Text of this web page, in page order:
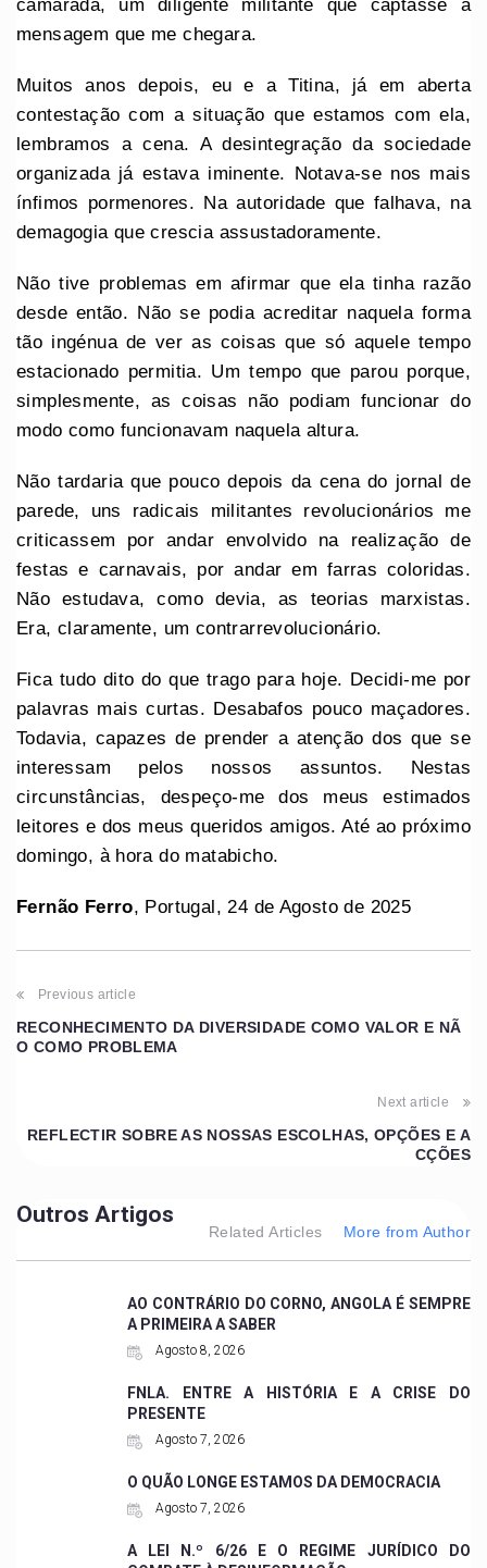
camarada, um diligente militante que captasse a
mensagem que me chegara.
Muitos anos depois, eu e a Titina, já em aberta
contestação com a situação que estamos com ela,
lembramos a cena. A desintegração da sociedade
organizada já estava iminente. Notava-se nos mais
ínfimos pormenores. Na autoridade que falhava, na
demagogia que crescia assustadoramente.
Não tive problemas em afirmar que ela tinha razão
desde então. Não se podia acreditar naquela forma
tão ingénua de ver as coisas que só aquele tempo
estacionado permitia. Um tempo que parou porque,
simplesmente, as coisas não podiam funcionar do
modo como funcionavam naquela altura.
Não tardaria que pouco depois da cena do jornal de
parede, uns radicais militantes revolucionários me
criticassem por andar envolvido na realização de
festas e carnavais, por andar em farras coloridas.
Não estudava, como devia, as teorias marxistas.
Era, claramente, um contrarrevolucionário.
Fica tudo dito do que trago para hoje. Decidi-me por
palavras mais curtas. Desabafos pouco maçadores.
Todavia, capazes de prender a atenção dos que se
interessam pelos nossos assuntos. Nestas
circunstâncias, despeço-me dos meus estimados
leitores e dos meus queridos amigos. Até ao próximo
domingo, à hora do matabicho.
Fernão Ferro, Portugal, 24 de Agosto de 2025
Previous article
RECONHECIMENTO DA DIVERSIDADE COMO VALOR E NÃ
O COMO PROBLEMA
Next article
REFLECTIR SOBRE AS NOSSAS ESCOLHAS, OPÇÕES E A
CÇÕES
Outros Artigos
Related Articles More from Author
AO CONTRÁRIO DO CORNO, ANGOLA É SEMPRE
A PRIMEIRA A SABER
Agosto 8, 2026
FNLA. ENTRE A HISTÓRIA E A CRISE DO
PRESENTE
Agosto 7, 2026
O QUÃO LONGE ESTAMOS DA DEMOCRACIA
Agosto 7, 2026
A LEI N.º 6/26 E O REGIME JURÍDICO DO